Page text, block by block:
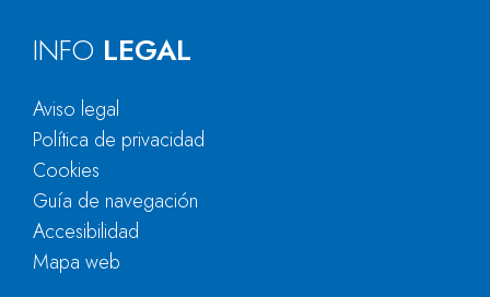
INFO LEGAL
Aviso legal
Política de privacidad
Cookies
Guía de navegación
Accesibilidad
Mapa web